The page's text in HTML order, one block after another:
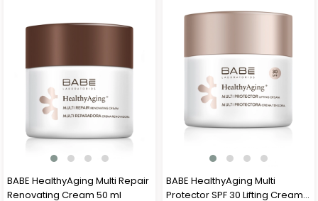
BABE HealthyAging Multi Repair
Renovating Cream 50 ml
BABE HealthyAging Multi
Protector SPF 30 Lifting Cream